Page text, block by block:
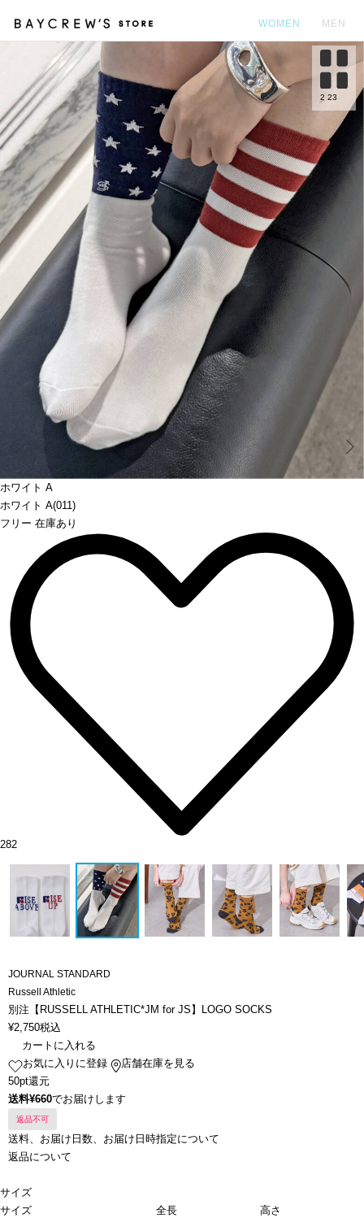
WOMEN MEN
ホワイト A
ホワイト A(011)
フリー 在庫あり
2 23
282
JOURNAL STANDARD
Russell Athletic
別注【RUSSELL ATHLETIC*JM for JS】LOGO SOCKS
¥2,750税込
カートに入れる
お気に入りに登録
店舗在庫を見る
50pt還元
送料¥660でお届けします
返品不可
送料、お届け日数、お届け日時指定について
返品について
サイズ
サイズ
全長
高さ